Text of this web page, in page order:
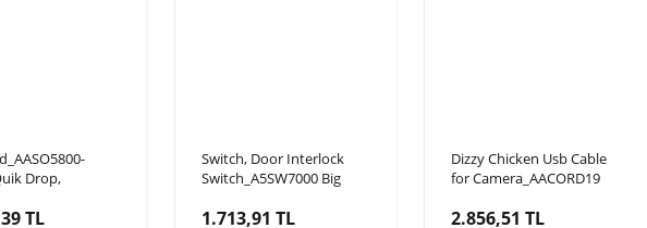
Drop,
TL
Switch, Door Interlock
Switch_A5SW7000 Big
Games, Kapı Sviç
1.713,91 TL
Dizzy Chicken Usb Cable
for Camera_AACORD19
Kablosu Usb
2.856,51 TL